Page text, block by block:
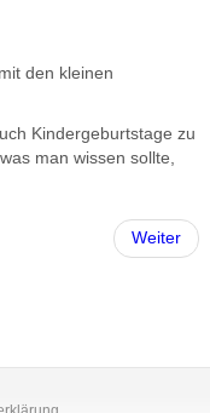
den kleinen
Kindergeburtstage zu
man wissen sollte,
Weiter